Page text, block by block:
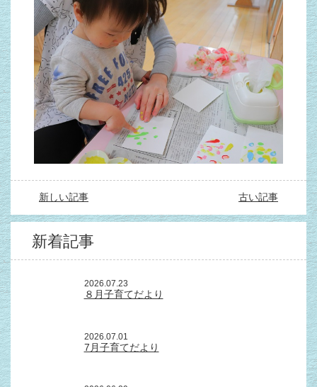
新しい記事 古い記事
新着記事
2026.07.23
８月子育てだより
2026.07.01
7月子育てだより